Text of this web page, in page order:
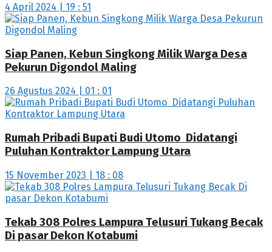
4 April 2024 | 19 : 51
Siap Panen, Kebun Singkong Milik Warga Desa
Pekurun Digondol Maling
26 Agustus 2024 | 01 : 01
Rumah Pribadi Bupati Budi Utomo Didatangi
Puluhan Kontraktor Lampung Utara
15 November 2023 | 18 : 08
Tekab 308 Polres Lampura Telusuri Tukang Becak
Di pasar Dekon Kotabumi